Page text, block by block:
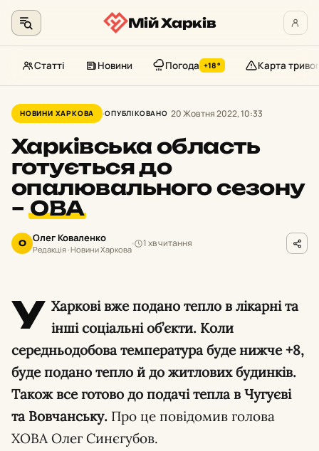
до
контенту
Мій Харків
Статті Новини Погода +18° Карта тривог
НОВИНИ ХАРКОВА ОПУБЛІКОВАНО 20 Жовтня 2022, 10:33
Харківська область
готується до
опалювального сезону
– ОВА
О Олег Коваленко
Редакція · Новини Харкова
1 хв читання
У Харкові вже подано тепло в лікарні та
інші соціальні об’єкти. Коли
середньодобова температура буде нижче +8,
буде подано тепло й до житлових будинків.
Також все готово до подачі тепла в Чугуєві
та Вовчанську. Про це повідомив голова
ХОВА Олег Синєгубов.